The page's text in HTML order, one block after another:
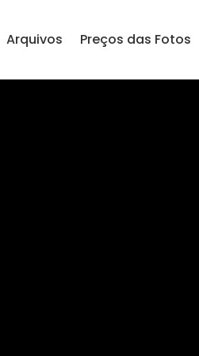
Arquivos Preços das Fotos